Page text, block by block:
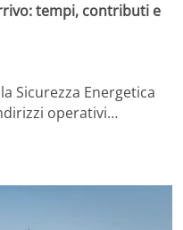
tempi, contributi e
Sicurezza Energetica
operativi…